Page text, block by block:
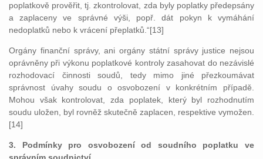
poplatkově prověřit, tj. zkontrolovat, zda byly poplatky předepsány
a zaplaceny ve správné výši, popř. dát pokyn k vymáhání
nedoplatků nebo k vrácení přeplatků.“[13]
Orgány finanční správy, ani orgány státní správy justice nejsou
oprávněny při výkonu poplatkové kontroly zasahovat do nezávislé
rozhodovací činnosti soudů, tedy mimo jiné přezkoumávat
správnost úvahy soudu o osvobození v konkrétním případě.
Mohou však kontrolovat, zda poplatek, který byl rozhodnutím
soudu uložen, byl rovněž skutečně zaplacen, respektive vymožen.
[14]
3. Podmínky pro osvobození od soudního poplatku ve